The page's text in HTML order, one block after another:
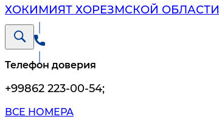
ХОКИМИЯТ ХОРЕЗМСКОЙ ОБЛАСТИ
Телефон доверия
+99862 223-00-54;
ВСЕ НОМЕРА